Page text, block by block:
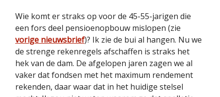
Wie komt er straks op voor de 45-55-jarigen die
een fors deel pensioenopbouw mislopen (zie
vorige nieuwsbrief)? Ik zie de bui al hangen. Nu we
de strenge rekenregels afschaffen is straks het
hek van de dam. De afgelopen jaren zagen we al
vaker dat fondsen met het maximum rendement
rekenden, daar waar dat in het huidige stelsel